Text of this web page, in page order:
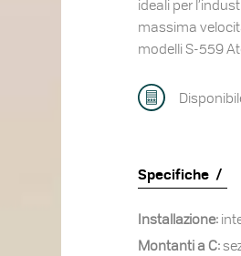
ideali per
massima
modelli S-559
Specifiche
Installazione:
Montanti a C: